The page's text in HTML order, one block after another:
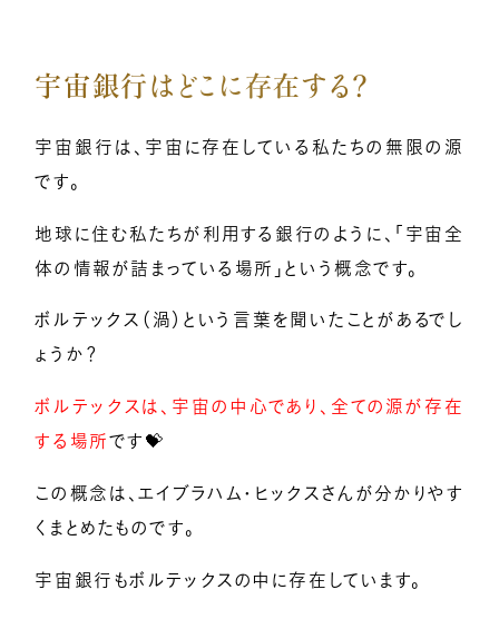
億楽®マインド
マスターコーチ認定者一覧
宇宙銀行はどこに存在する？
宇宙銀行は、宇宙に存在している私たちの無限の源
です。
地球に住む私たちが利用する銀行のように、「宇宙全
体の情報が詰まっている場所」という概念です。
ボルテックス（渦）という言葉を聞いたことがあるでし
ょうか？
ボルテックスは、宇宙の中心であり、全ての源が存在
する場所です💝
この概念は、エイブラハム・ヒックスさんが分かりやす
くまとめたものです。
宇宙銀行もボルテックスの中に存在しています。